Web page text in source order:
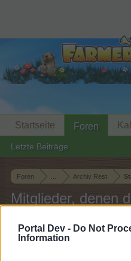
Portal Dev - Do Not
Information
Foren Archiv Rest
Mitglieder, denen
Startseite Foren
Letzte Beiträge